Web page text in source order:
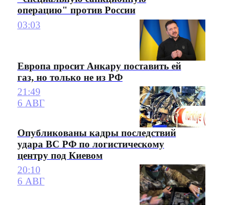
операцию" против России
03:03
Европа просит Анкару поставить ей
газ, но только не из РФ
21:49
6 АВГ
Опубликованы кадры последствий
удара ВС РФ по логистическому
центру под Киевом
20:10
6 АВГ